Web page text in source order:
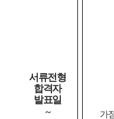
서류전형
합격자
발표일
~
가